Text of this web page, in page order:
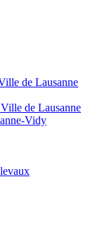
de Lausanne
de Lausanne
Vidy